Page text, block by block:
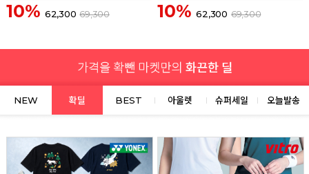
10% 62,300 69,300 10% 62,300 69,300
NEW 확딜 BEST 아울렛 슈퍼세일 오늘발송